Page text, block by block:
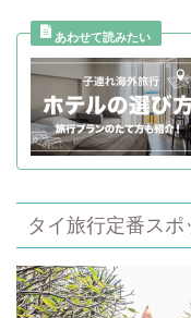
タイ旅行定番ス